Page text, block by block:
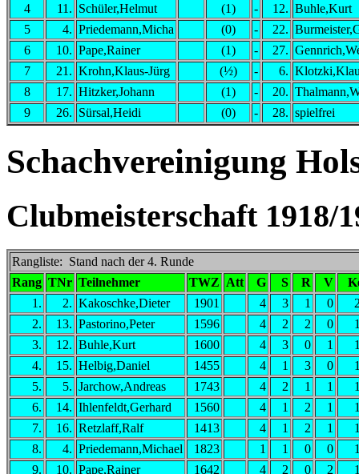
4
11. Schüler,Helmut (1) - 12. Buhle,Kurt
5
4. Priedemann,Micha (0) - 22.
6
10. Pape,Rainer (1) - 27.
7
21. Krohn,Klaus-Jürg (½) - 6.
8
17. Hitzker,Johann (1) - 20.
9
26. Sürsal,Heidi (0) - 28. spielfrei
Schachvereinigung
Clubmeisterschaft 1918/
Rangliste: Stand nach der 4. Runde
Rang TNr Teilnehmer TWZ Att G S R V
1.
2. Kakoschke,Dieter 1901 4 3 1 0
2.
13. Pastorino,Peter 1596 4 2 2 0
3.
12. Buhle,Kurt 1600 4 3 0 1
4.
15. Helbig,Daniel 1455 4 1 3 0
5.
5. Jarchow,Andreas 1743 4 2 1 1
6.
14. Ihlenfeldt,Gerhard 1560 4 1 2 1
7.
16. Retzlaff,Ralf 1413 4 1 2 1
8.
4. Priedemann,Michael 1823 1 1 0 0
9.
10. Pape,Rainer 1642 4 2 0 2